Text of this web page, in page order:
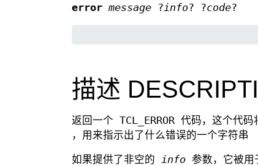
error message ?info? ?code?
描述
返回一个 TCL_ERROR 代码，这个代
，用来指示出了什么错误的一个字符串
如果提供了非空的 info 参数，它被用